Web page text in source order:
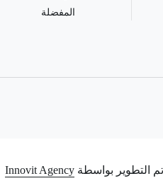
المفضلة
Innovit Agency